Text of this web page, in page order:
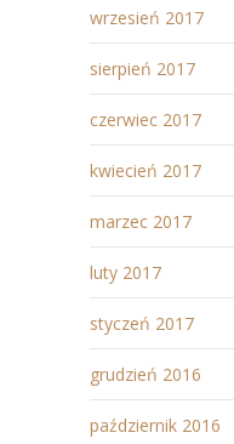
wrzesień 2017
sierpień 2017
czerwiec 2017
kwiecień 2017
marzec 2017
luty 2017
styczeń 2017
grudzień 2016
październik 2016